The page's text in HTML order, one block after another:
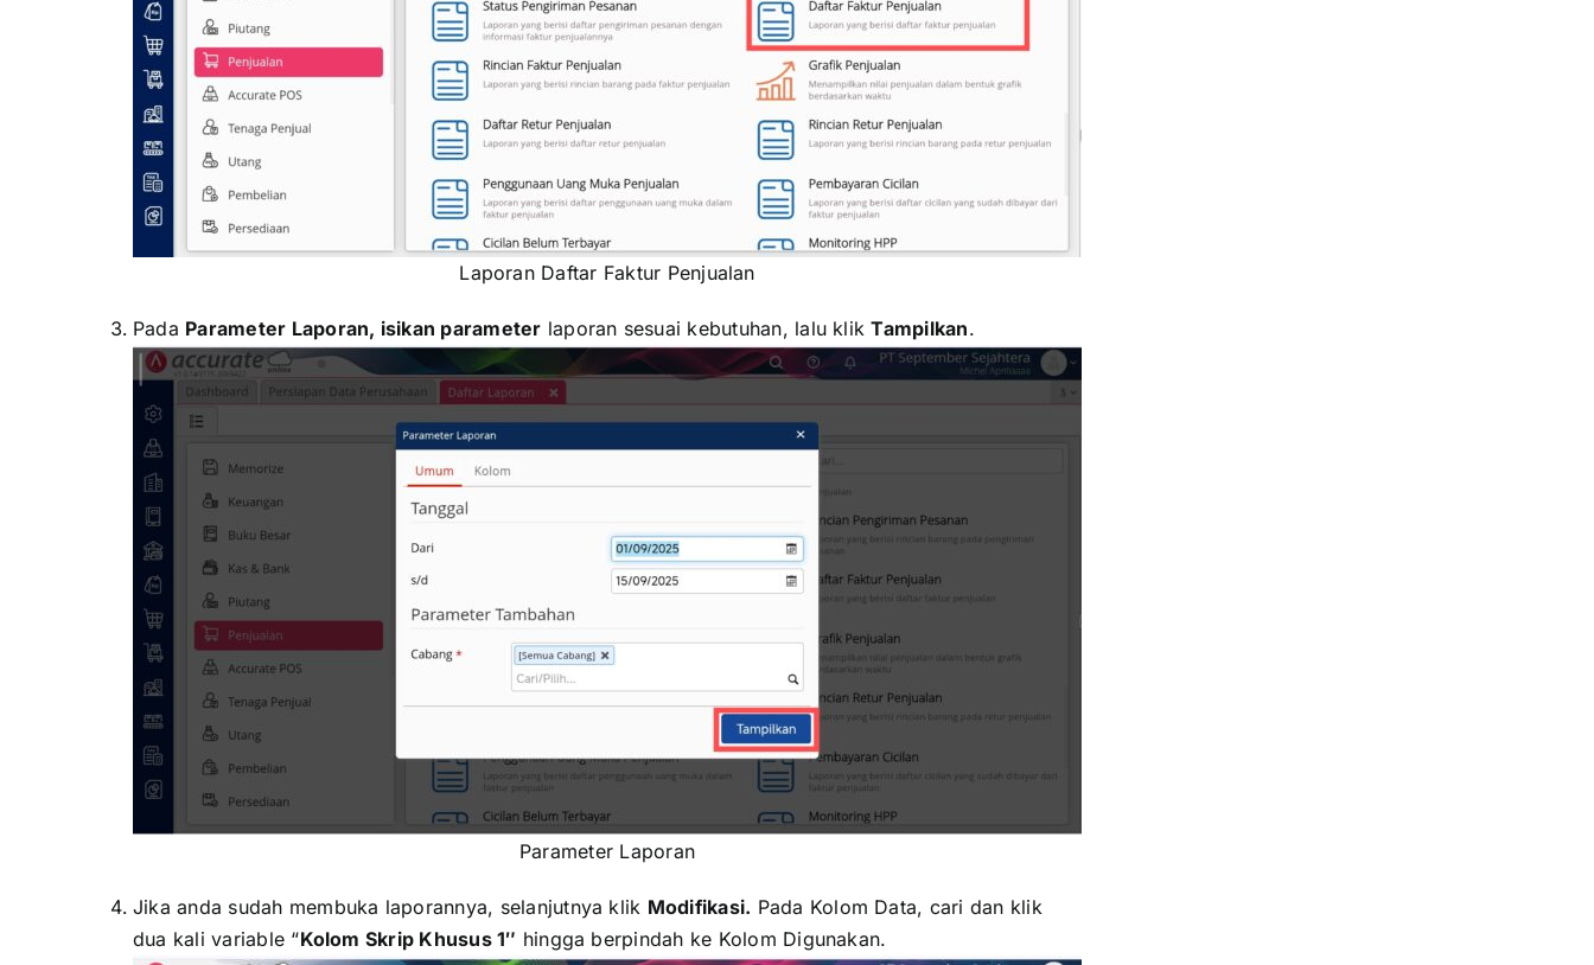
Laporan Daftar Faktur Penjualan
Pada Parameter Laporan, isikan parameter laporan sesuai kebutuhan, lalu klikTampilkan.
Parameter Laporan
Jika anda sudah membuka laporannya, selanjutnya klik Modifikasi. Pada Kolom Data, cari dan klik
dua kali variable “Kolom Skrip Khusus 1″ hingga berpindah ke Kolom Digunakan.